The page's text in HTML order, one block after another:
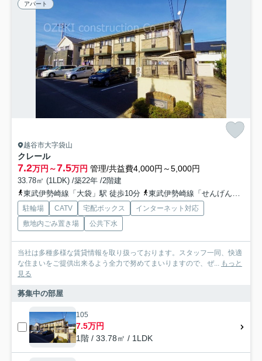
アパート
越谷市大字袋山
クレール
7.2万円～7.5万円 管理/共益費4,000円～5,000円
33.78㎡ (1LDK) /築22年 /2階建
東武伊勢崎線「大袋」駅 徒歩10分
東武伊勢崎線「せんげん台」駅 徒歩24分
駐輪場 CATV 宅配ボックス
インターネット対応
敷地内ごみ置き場
公共下水
当社は多種多様な賃貸情報を取り扱っております。スタッフ一同、快適
な住まいをご提供出来るよう全力で努めてまいりますので、ぜ... もっと
見る
募集中の部屋
105
7.5万円
1階 / 33.78㎡ / 1LDK